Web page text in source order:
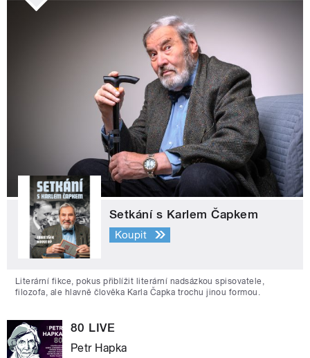
Setkání s Karlem Čapkem
Koupit
Literární fikce, pokus přiblížit literární nadsázkou spisovatele,
filozofa, ale hlavně člověka Karla Čapka trochu jinou formou.
80 LIVE
Petr Hapka